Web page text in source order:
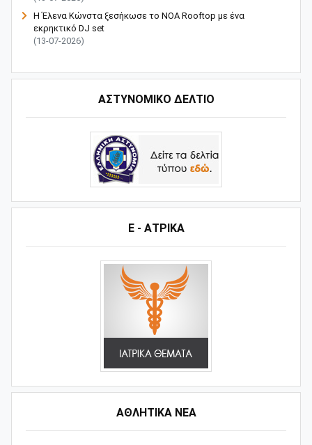
Η Έλενα Κώνστα ξεσήκωσε το NOA Rooftop με ένα
εκρηκτικό DJ set
(13-07-2026)
ΑΣΤΥΝΟΜΙΚΟ ΔΕΛΤΙΟ
Ε - ΑΤΡΙΚΑ
ΑΘΛΗΤΙΚΆ ΝΈΑ